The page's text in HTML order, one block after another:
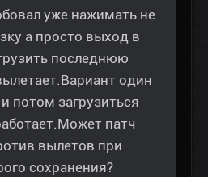
уже нажимать не
а просто выход в
последнюю
один
потом загрузиться
патч
вылетов при
сохранения?